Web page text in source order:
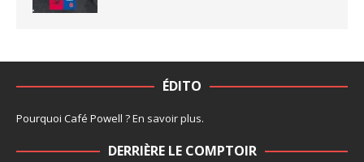
ÉDITO
Pourquoi Café Powell ?En savoir plus.
DERRIÈRE LE COMPTOIR